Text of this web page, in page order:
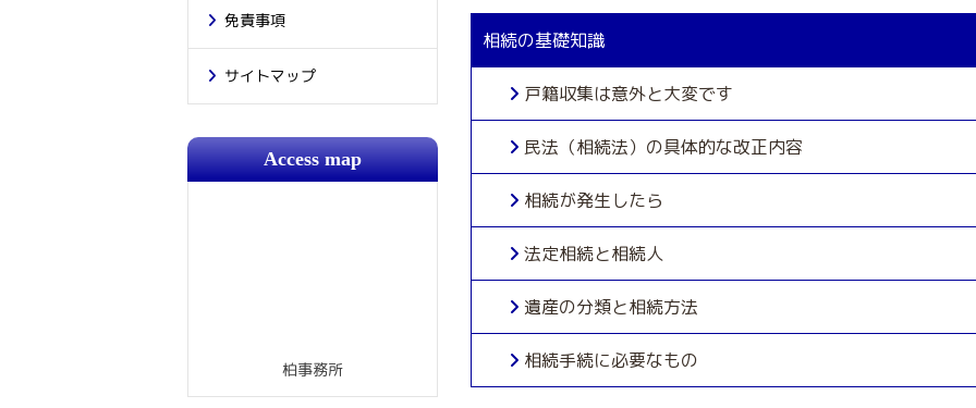
免責事項
サイトマップ
Access map
柏事務所
相続の基礎知識
戸籍収集は意外と大変です
民法（相続法）の具体的な改正内容
相続が発生したら
法定相続と相続人
遺産の分類と相続方法
相続手続に必要なもの